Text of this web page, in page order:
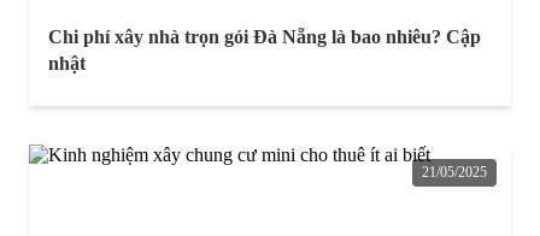
Chi phí xây nhà trọn gói Đà Nẵng là bao nhiêu? Cập
nhật
21/05/2025